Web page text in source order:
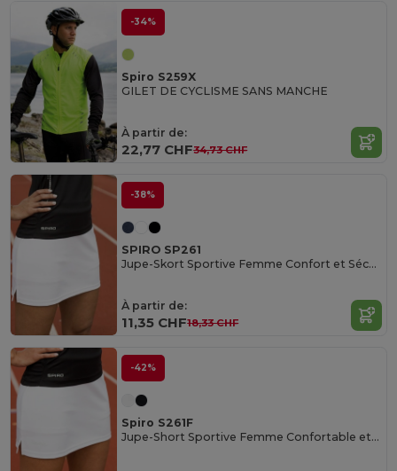
-34%
Spiro S259X
GILET DE CYCLISME SANS MANCHE
À partir de:
22,77 CHF34,73 CHF
-38%
SPIRO SP261
Jupe-Skort Sportive Femme Confort et Séchage Rapide
À partir de:
11,35 CHF18,33 CHF
-42%
Spiro S261F
Jupe-Short Sportive Femme Confortable et Respirante